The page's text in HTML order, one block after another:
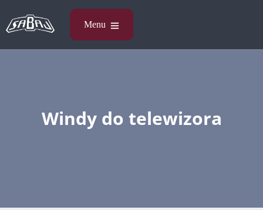
Windy do telewizora